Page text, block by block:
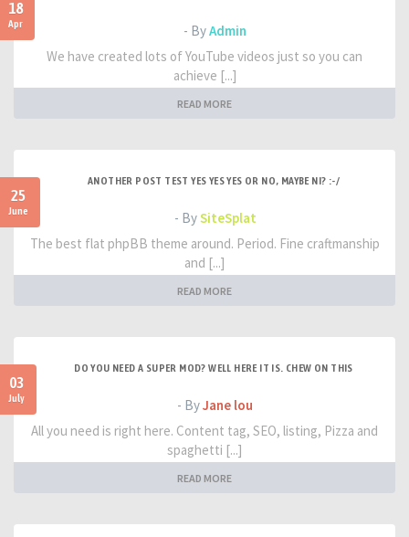
18
Apr - ByAdmin
We have created lots of YouTube videos just so you can
achieve [...]
READ MORE
25
June
ANOTHER POST TEST YES YES YES OR NO, MAYBE NI? :-/
- BySiteSplat
The best flat phpBB theme around. Period. Fine craftmanship
and [...]
READ MORE
03
July
DO YOU NEED A SUPER MOD? WELL HERE IT IS. CHEW ON THIS
- ByJane lou
All you need is right here. Content tag, SEO, listing, Pizza and
spaghetti [...]
READ MORE